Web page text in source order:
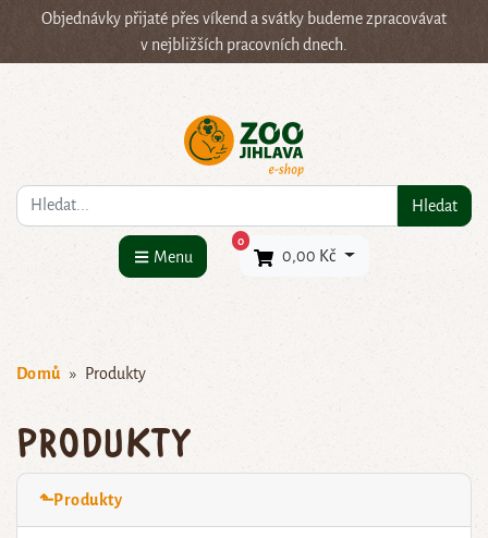
Objednávky přijaté přes víkend a svátky budeme zpracovávat
v nejbližších pracovních dnech.
Co hledáte? Hledat
Menu
0×
0,00 Kč
Domů Produkty
Produkty
⬑Produkty